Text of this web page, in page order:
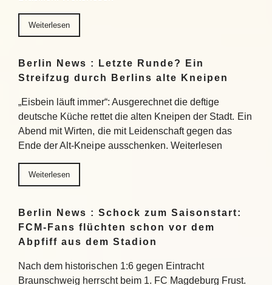
Weiterlesen
Berlin News : Letzte Runde? Ein
Streifzug durch Berlins alte Kneipen
„Eisbein läuft immer“: Ausgerechnet die deftige
deutsche Küche rettet die alten Kneipen der Stadt. Ein
Abend mit Wirten, die mit Leidenschaft gegen das
Ende der Alt-Kneipe ausschenken. Weiterlesen
Weiterlesen
Berlin News : Schock zum Saisonstart:
FCM-Fans flüchten schon vor dem
Abpfiff aus dem Stadion
Nach dem historischen 1:6 gegen Eintracht
Braunschweig herrscht beim 1. FC Magdeburg Frust.